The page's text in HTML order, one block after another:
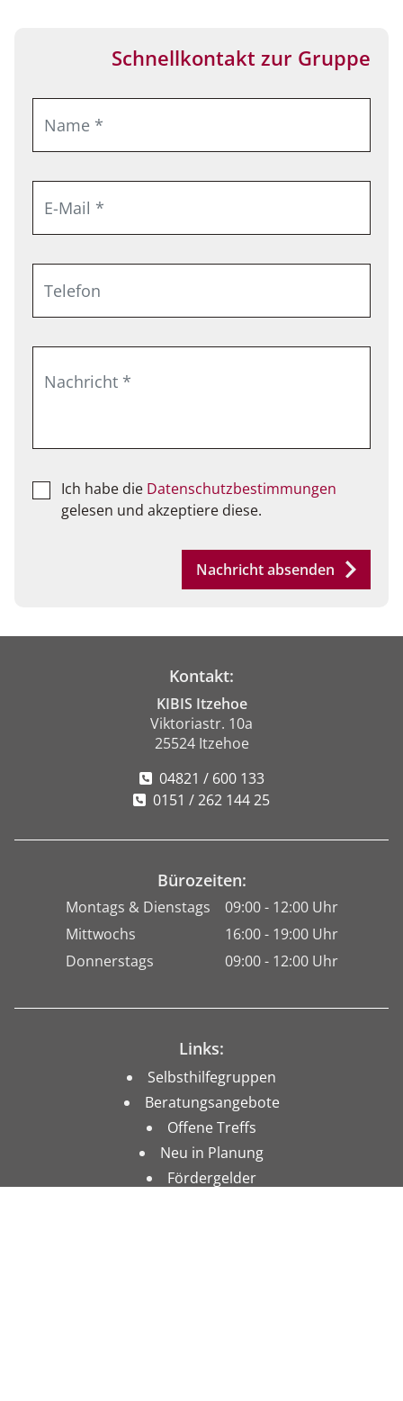
Schnellkontakt zur Gruppe
Ich habe die Datenschutzbestimmungen
gelesen und akzeptiere diese.
Nachricht absenden
Kontakt:
KIBIS Itzehoe
Viktoriastr. 10a
25524 Itzehoe
04821 / 600 133
0151 / 262 144 25
Bürozeiten:
Montags & Dienstags
09:00 - 12:00 Uhr
Mittwochs
16:00 - 19:00 Uhr
Donnerstags
09:00 - 12:00 Uhr
Links:
Selbsthilfegruppen
Beratungsangebote
Offene Treffs
Neu in Planung
Fördergelder